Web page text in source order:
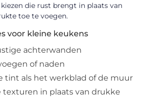
die rust brengt in plaats van
toe te voegen.
voor kleine keukens
achterwanden
of naden
tint als het werkblad of de muur
texturen in plaats van drukke